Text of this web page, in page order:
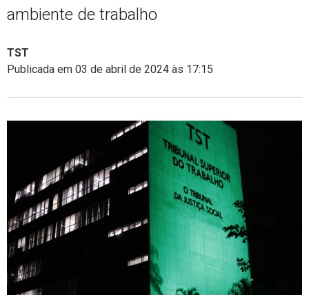
ambiente de trabalho
TST
Publicada em 03 de abril de 2024 às 17:15